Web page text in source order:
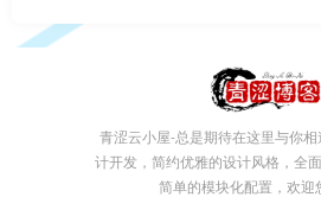
青涩云小屋-总是期待在这里与你
计开发，简约优雅的设计风格，全
简单的模块化配置，欢迎